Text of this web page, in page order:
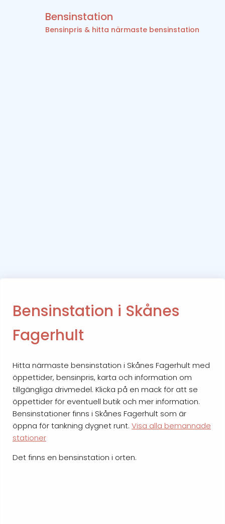
Bensinstation
Bensinpris & hitta närmaste bensinstation
Bensinstation i Skånes
Fagerhult
Hitta närmaste bensinstation i Skånes Fagerhult med
öppettider, bensinpris, karta och information om
tillgängliga drivmedel. Klicka på en mack för att se
öppettider för eventuell butik och mer information.
Bensinstationer finns i Skånes Fagerhult som är
öppna för tankning dygnet runt. Visa alla bemannade
stationer
Det finns en bensinstation i orten.